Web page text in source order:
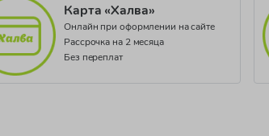
Карта «Халва»
Онлайн при оформлении на сайте
Рассрочка на 2 месяца
Без переплат